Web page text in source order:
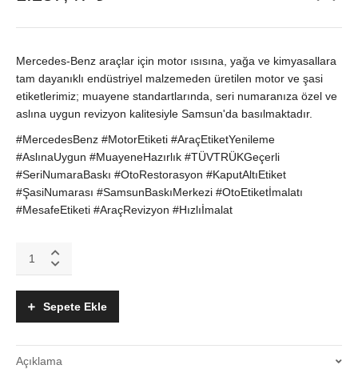
Mercedes-Benz araçlar için motor ısısına, yağa ve kimyasallara
tam dayanıklı endüstriyel malzemeden üretilen motor ve şasi
etiketlerimiz; muayene standartlarında, seri numaranıza özel ve
aslına uygun revizyon kalitesiyle Samsun'da basılmaktadır.
#MercedesBenz #MotorEtiketi #AraçEtiketYenileme
#AslınaUygun #MuayeneHazırlık #TÜVTRÜKGeçerli
#SeriNumaraBaskı #OtoRestorasyon #KaputAltıEtiket
#ŞasiNumarası #SamsunBaskıMerkezi #OtoEtiketİmalatı
#MesafeEtiketi #AraçRevizyon #Hızlıİmalat
Mercedes
Benz
Motor
|
Muayene
Sepete Ekle
Açıklama